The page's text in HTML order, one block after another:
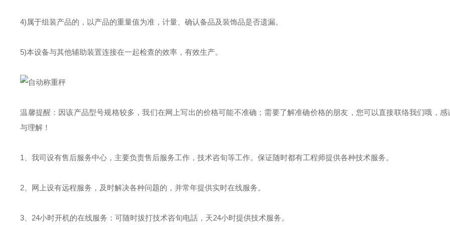
4)属于组装产品的，以产品的重量值为准，计量、确认备品及装饰品是否遗漏。
5)本设备与其他辅助装置连接在一起检查的效率，有效生产。
温馨提醒：因该产品型号规格较多，我们在网上写出的价格可能不准确；需要了解准确价格的朋友，您可以直接联络我们哦，感
与理解！
1、我司设有售后服务中心，主要负责售后服务工作，技术咨旬等工作。保证随时都有工程师提供各种技术服务。
2、网上设有远程服务，及时解决各种问题的，并常年提供实时在线服务。
3、24小时开机的在线服务：可随时拔打技术咨旬电話，天24小时提供技术服务。